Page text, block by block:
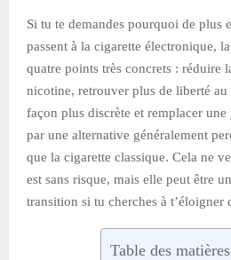
Si tu te demandes pourquoi de plus
passent à la cigarette électronique,
quatre points très concrets : réduire
nicotine, retrouver plus de liberté
façon plus discrète et remplacer
par une alternative généralement
que la cigarette classique. Cela ne
est sans risque, mais elle peut être
transition si tu cherches à t’éloigner
Table des matières